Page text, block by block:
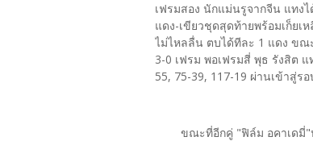
เฟรมสอง นักแม่นรูจากจีน แทง
แดง-เขียวชุดสุดท้ายพร้อมเก็ยเ
ไม่ไหลลื่น ตบได้ทีละ 1 แดง ข
3-0 เฟรม พอเฟรมสี่ พุธ รังสิต
55, 75-39, 117-19 ผ่านเข้าสู่ร
ขณะที่อีกคู่ "ฟิล์ม อคาเดมี่"